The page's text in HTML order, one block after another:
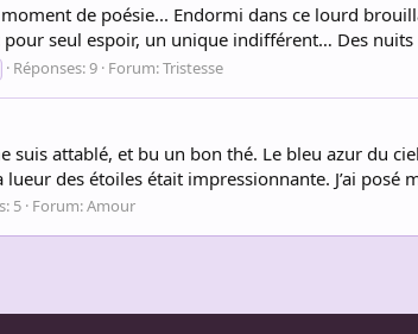
de poésie... Endormi dans ce lourd
pour seul espoir, un unique indifférent… Des
Réponses: 9 Forum:Tristesse
suis attablé, et bu un bon thé. Le bleu azur du
des étoiles était impressionnante. J’ai posé
5 Forum:Amour